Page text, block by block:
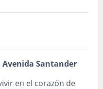
Santander
en el corazón de